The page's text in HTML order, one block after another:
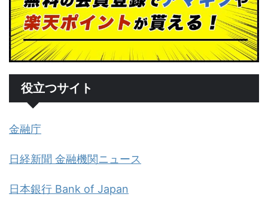
役立つサイト
金融庁
日経新聞 金融機関ニュース
日本銀行 Bank of Japan